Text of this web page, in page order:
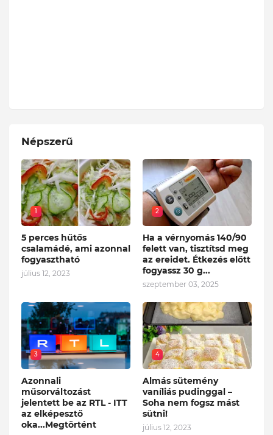
Népszerű
1
5 perces hűtős
csalamádé, ami azonnal
fogyasztható
július 12, 2023
2
Ha a vérnyomás 140/90
felett van, tisztítsd meg
az ereidet. Étkezés előtt
fogyassz 30 g...
szeptember 03, 2025
3
Azonnali
műsorváltozást
jelentett be az RTL - ITT
az elképesztő
oka...Megtörtént
4
Almás sütemény
vaníliás pudinggal –
Soha nem fogsz mást
sütni!
július 12, 2023